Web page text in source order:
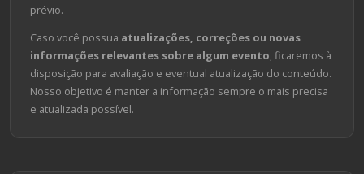
prévio.
Caso você possua atualizações, correções ou novas
informações relevantes sobre algum evento, ficaremos à
disposição para avaliação e eventual atualização do conteúdo.
Nosso objetivo é manter a informação sempre o mais precisa
e atualizada possível.